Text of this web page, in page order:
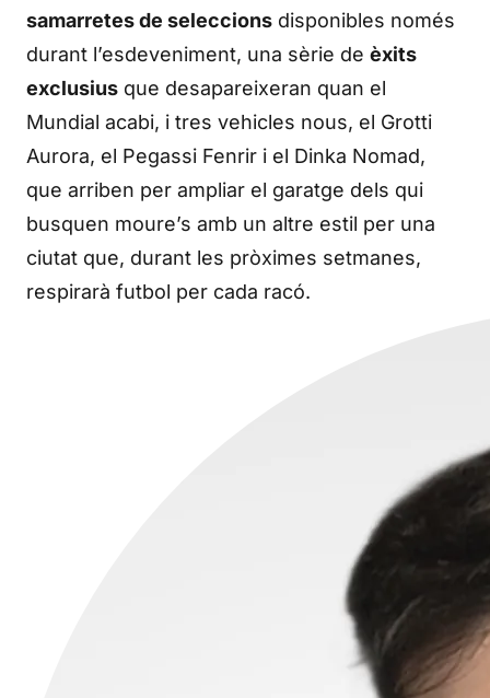
samarretes de seleccions disponibles només
durant l’esdeveniment, una sèrie de èxits
exclusius que desapareixeran quan el
Mundial acabi, i tres vehicles nous, el Grotti
Aurora, el Pegassi Fenrir i el Dinka Nomad,
que arriben per ampliar el garatge dels qui
busquen moure’s amb un altre estil per una
ciutat que, durant les pròximes setmanes,
respirarà futbol per cada racó.